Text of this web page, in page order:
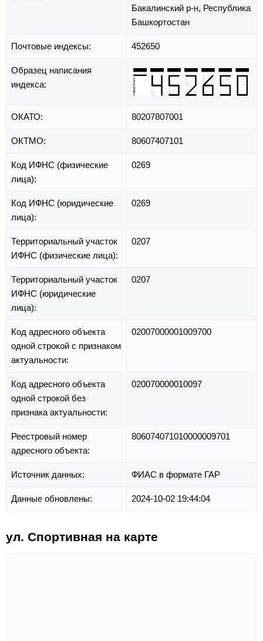
Бакалинский р-н, Республика
Башкортостан
Почтовые индексы: 452650
Образец написания
индекса:
ОКАТО: 80207807001
ОКТМО: 80607407101
Код ИФНС (физические
лица):
0269
Код ИФНС (юридические
лица):
0269
Территориальный участок
ИФНС (физические лица):
0207
Территориальный участок
ИФНС (юридические
лица):
0207
Код адресного объекта
одной строкой с признаком
актуальности:
02007000001009700
Код адресного объекта
одной строкой без
признака актуальности:
020070000010097
Реестровый номер
адресного объекта:
806074071010000009701
Источник данных: ФИАС в формате ГАР
Данные обновлены: 2024-10-02 19:44:04
ул. Спортивная на карте